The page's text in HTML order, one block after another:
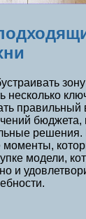
несколько
правильный
бюджета,
модели,
и